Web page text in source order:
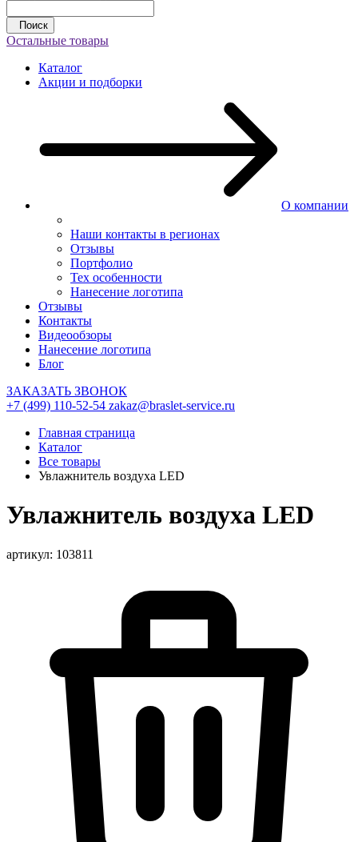
Поиск
Остальные товары
Каталог
Акции и подборки
О компании
Наши контакты в регионах
Отзывы
Портфолио
Тех особенности
Нанесение логотипа
Отзывы
Контакты
Видеообзоры
Нанесение логотипа
Блог
ЗАКАЗАТЬ ЗВОНОК
+7 (499) 110-52-54 zakaz@braslet-service.ru
Главная страница
Каталог
Все товары
Увлажнитель воздуха LED
Увлажнитель воздуха LED
артикул: 103811